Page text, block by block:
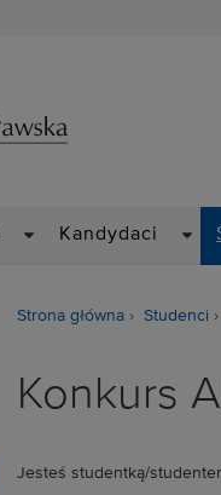
Kandydaci
Strona główna Studenci
Konkurs
Jesteś studentką/